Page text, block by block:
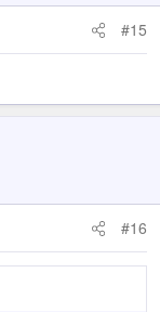
#15
#16